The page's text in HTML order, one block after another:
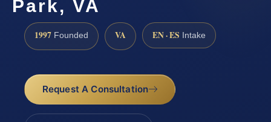
Park, VA
1997 Founded VA EN · ES Intake
Request A Consultation